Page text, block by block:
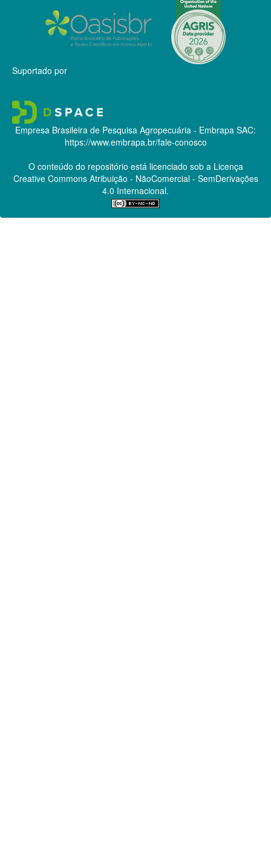
Suportado por
Empresa Brasileira de Pesquisa Agropecuária - Embrapa SAC:
https://www.embrapa.br/fale-conosco
O conteúdo do repositório está licenciado sob a Licença
Creative CommonsAtribuição - NãoComercial - SemDerivações
4.0 Internacional.